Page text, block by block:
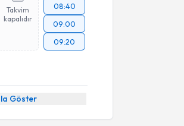
Takvim
kapalıdır
08:40
09:00
09:20
Göster